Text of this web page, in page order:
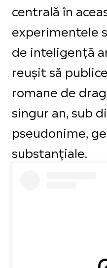
centrală în
experimentele
de inteligență
reușit să
romane de
singur an, sub
pseudonime,
substanțiale.